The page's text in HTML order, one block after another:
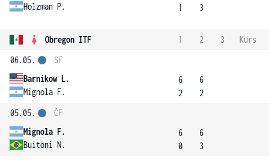
Holzman P.
1
3
Obregon ITF 1 2 3
Kurs
06.05.
Barnikow L.
Mignola F.
SF
6
2
6
2
05.05.
Mignola F.
Buitoni N.
ČF
6
0
6
3